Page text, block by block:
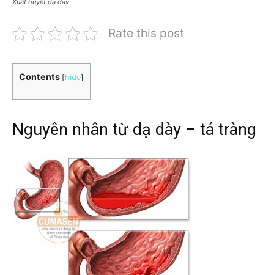
Xuất huyết dạ dày
Rate this post
Contents [hide]
Nguyên nhân từ dạ dày – tá tràng